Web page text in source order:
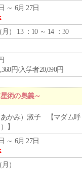
～ 6月 27日
月 ） 13 ：10 ～ 14 ：30
円/入学者20,090円
術の奥義～
かみ）淑子 【マダム呼
】
～ 6月 27日
月 ）